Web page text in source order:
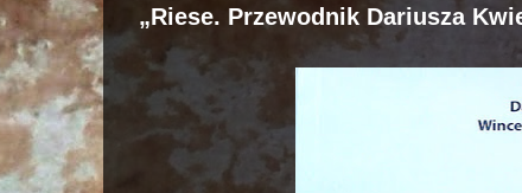
„Riese. Przewodnik Dariusza